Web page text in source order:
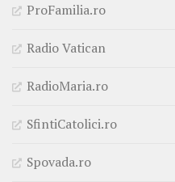
ProFamilia.ro
Radio Vatican
RadioMaria.ro
SfintiCatolici.ro
Spovada.ro